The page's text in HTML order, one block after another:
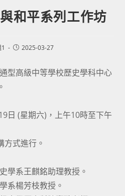
和平系列工作坊
Post2025-03-27
型高級中等學校歷史學科中心
日 (星期六)，上午10時至下午
方式進行。
學系王麒銘助理教授。
系楊芳枝教授。